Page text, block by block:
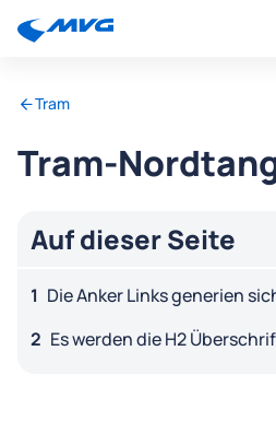
Tram
Tram-
Auf dieser Seite
Die Anker Links generien
Es werden die H2